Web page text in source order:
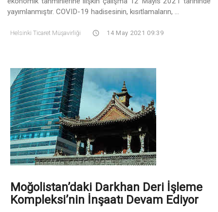
yayımlanmıştır. COVID-19 hadisesinin, kısıtlamaların, ...
Helsinki Ticaret Müşavirliği 14 May 2021 09:39
Moğolistan’daki Darkhan Deri İşleme
Kompleksi’nin İnşaatı Devam Ediyor